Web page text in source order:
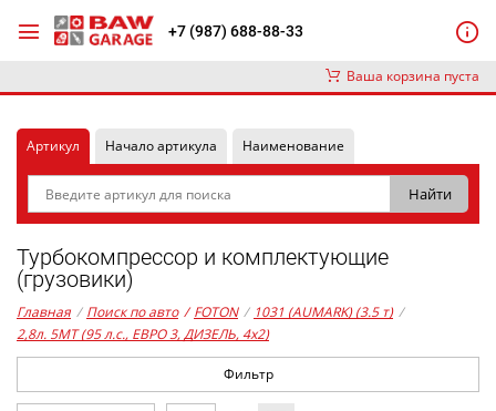
+7 (987) 688-88-33
Ваша корзина пуста
Артикул Начало артикула Наименование
Турбокомпрессор и комплектующие
(грузовики)
Главная / Поиск по авто / FOTON / 1031 (AUMARK) (3.5 т) /
2,8л. 5MT (95 л.с., ЕВРО 3, ДИЗЕЛЬ, 4x2)
Фильтр